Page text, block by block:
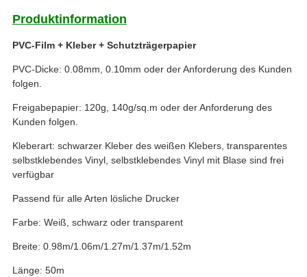
Produktinformation
PVC-Film + Kleber + Schutzträgerpapier
PVC-Dicke: 0.08mm, 0.10mm oder der Anforderung des Kunden
folgen.
Freigabepapier: 120g, 140g/sq.m oder der Anforderung des
Kunden folgen.
Kleberart: schwarzer Kleber des weißen Klebers, transparentes
selbstklebendes Vinyl, selbstklebendes Vinyl mit Blase sind frei
verfügbar
Passend für alle Arten lösliche Drucker
Farbe: Weiß, schwarz oder transparent
Breite: 0.98m/1.06m/1.27m/1.37m/1.52m
Länge: 50m